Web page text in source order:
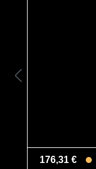
176,31 €